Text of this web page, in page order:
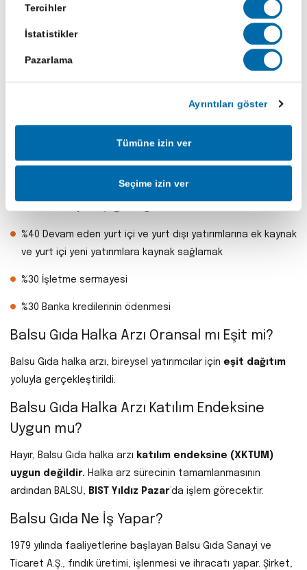
Tercihler
İstatistikler
Pazarlama
Ayrıntıları göster
Tümüne izin ver
Seçime izin ver
Satmama Taahhüdü
İhraççı = 1 Yıl
Ortaklar = 1 yıl
karşılanmasında kullanmayı hedeflemektedir. İzahnamede
%40 Devam eden yurt içi ve yurt dışı yatırımlarına ek kaynak
ve yurt içi yeni yatırımlara kaynak sağlamak
%30 İşletme sermayesi
%30 Banka kredilerinin ödenmesi
Balsu Gıda Halka Arzı Oransal mı Eşit mi?
Balsu Gıda halka arzı, bireysel yatırımcılar için eşit dağıtım
yoluyla gerçekleştirildi.
Balsu Gıda Halka Arzı Katılım Endeksine
Uygun mu?
Hayır, Balsu Gıda halka arzı katılım endeksine (XKTUM)
uygun değildir. Halka arz sürecinin tamamlanmasının
ardından BALSU,
BIST Yıldız Pazar’da işlem görecektir.
Balsu Gıda Ne İş Yapar?
1979 yılında faaliyetlerine başlayan Balsu Gıda Sanayi ve
Ticaret A.Ş., fındık üretimi, işlenmesi ve ihracatı yapar. Şirket,